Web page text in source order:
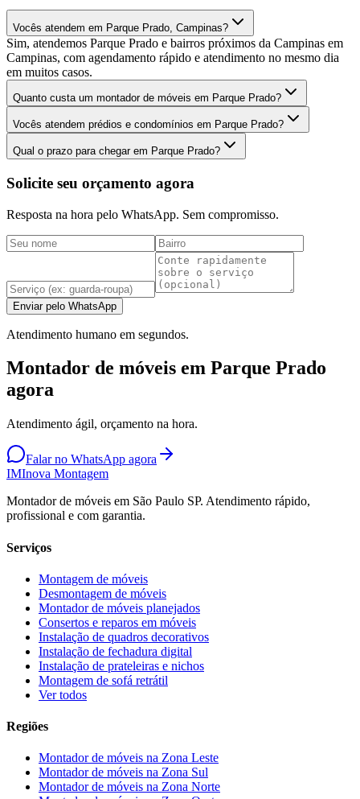
Vocês atendem em Parque Prado, Campinas?
Sim, atendemos Parque Prado e bairros próximos da Campinas em
Campinas, com agendamento rápido e atendimento no mesmo dia
em muitos casos.
Quanto custa um montador de móveis em Parque Prado?
Vocês atendem prédios e condomínios em Parque Prado?
Qual o prazo para chegar em Parque Prado?
Solicite seu orçamento agora
Resposta na hora pelo WhatsApp. Sem compromisso.
Enviar pelo WhatsApp
Atendimento humano em segundos.
Montador de móveis em Parque Prado
agora
Atendimento ágil, orçamento na hora.
Falar no WhatsApp agora
IMInova Montagem
Montador de móveis em São Paulo SP. Atendimento rápido,
profissional e com garantia.
Serviços
Montagem de móveis
Desmontagem de móveis
Montador de móveis planejados
Consertos e reparos em móveis
Instalação de quadros decorativos
Instalação de fechadura digital
Instalação de prateleiras e nichos
Montagem de sofá retrátil
Ver todos
Regiões
Montador de móveis na Zona Leste
Montador de móveis na Zona Sul
Montador de móveis na Zona Norte